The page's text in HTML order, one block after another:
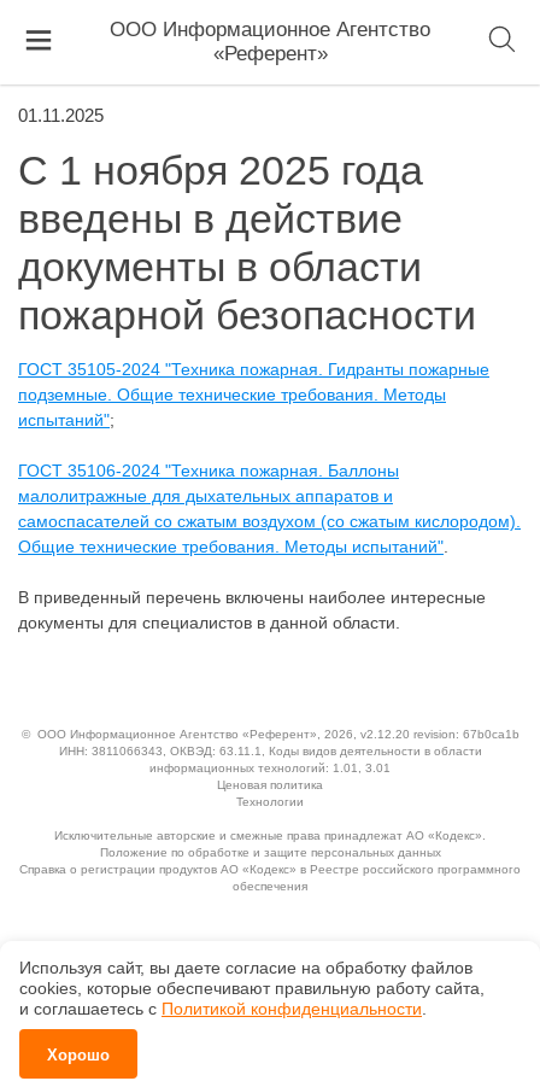
ООО Информационное Агентство
«Референт»
01.11.2025
С 1 ноября 2025 года
введены в действие
документы в области
пожарной безопасности
ГОСТ 35105-2024 "Техника пожарная. Гидранты пожарные
подземные. Общие технические требования. Методы
испытаний";
ГОСТ 35106-2024 "Техника пожарная. Баллоны
малолитражные для дыхательных аппаратов и
самоспасателей со сжатым воздухом (со сжатым кислородом).
Общие технические требования. Методы испытаний"
В приведенный перечень включены наиболее интересные
документы для специалистов в данной области.
© ООО Информационное Агентство «Референт» , 2026, v2.12.20 revision: 67b0ca1b
ИНН: 3811066343, ОКВЭД: 63.11.1, Коды видов деятельности в области
информационных технологий: 1.01, 3.01
Ценовая политика
Технологии
Исключительные авторские и смежные права принадлежат АО «Кодекс».
Положение по обработке и защите персональных данных
Справка о регистрации продуктов АО «Кодекс» в Реестре российского программного
обеспечения
Используя сайт, вы даете согласие на обработку файлов
сооkiеs, которые обеспечивают правильную работу сайта,
и соглашаетесь с Политикой конфиденциальности.
Хорошо